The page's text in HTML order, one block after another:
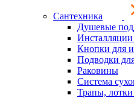
Сантехника
Душевые
Инсталляции
Кнопки для
Подводки
Раковины
Система
Трапы,